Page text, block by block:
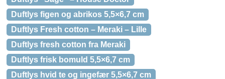
Duftlys figen og abrikos 5,5×6,7 cm
Duftlys Fresh cotton – Meraki – Lille
Duftlys fresh cotton fra Meraki
Duftlys frisk bomuld 5,5×6,7 cm
Duftlys hvid te og ingefær 5,5×6,7 cm